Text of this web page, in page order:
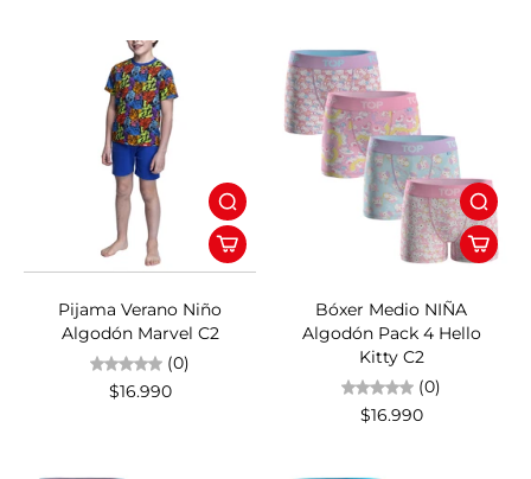
Pijama Verano Niño
Algodón Marvel C2
(0)
$16.990
Bóxer Medio NIÑA
Algodón Pack 4 Hello
Kitty C2
(0)
$16.990